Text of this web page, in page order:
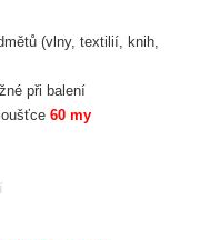
(vlny, textilií, knih,
při balení
60 my